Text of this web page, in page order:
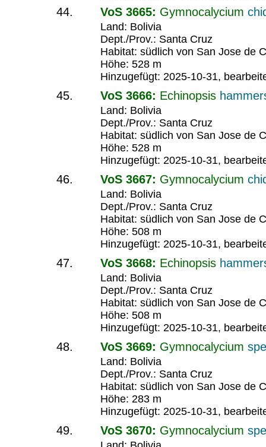
VoS 3665: Gymnocalycium
Land: Bolivia
Dept./Prov.: Santa Cruz
Habitat: südlich von San Jose de
Höhe: 528 m
Hinzugefügt: 2025-10-31,
VoS 3666: Echinopsis
Land: Bolivia
Dept./Prov.: Santa Cruz
Habitat: südlich von San Jose de
Höhe: 528 m
Hinzugefügt: 2025-10-31,
VoS 3667: Gymnocalycium
Land: Bolivia
Dept./Prov.: Santa Cruz
Habitat: südlich von San Jose de
Höhe: 508 m
Hinzugefügt: 2025-10-31,
VoS 3668: Echinopsis
Land: Bolivia
Dept./Prov.: Santa Cruz
Habitat: südlich von San Jose de
Höhe: 508 m
Hinzugefügt: 2025-10-31,
VoS 3669: Gymnocalycium
Land: Bolivia
Dept./Prov.: Santa Cruz
Habitat: südlich von San Jose de
Höhe: 283 m
Hinzugefügt: 2025-10-31,
VoS 3670: Gymnocalycium